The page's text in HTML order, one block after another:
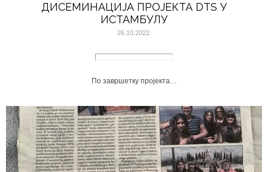
ДИСЕМИНАЦИЈА ПРОЈЕКТА DTS У
ИСТАМБУЛУ
26.10.2022.
По завршетку пројекта…